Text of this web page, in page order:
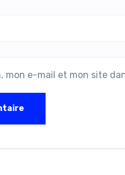
mon e-mail et mon site